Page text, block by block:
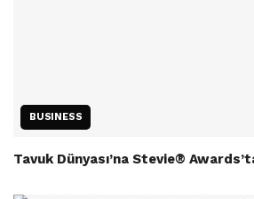
BUSINESS
Tavuk Dünyası’na Stevie®